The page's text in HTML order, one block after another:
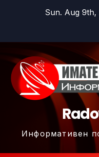
Sun. Aug 9th,
Информативен